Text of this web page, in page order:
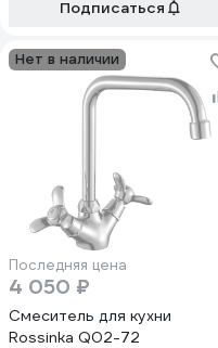
Подписаться
Нет в наличии
Последняя цена
4 050 ₽
Смеситель для кухни
Rossinka Q02-72